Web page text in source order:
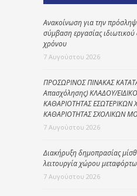
Ανακοίνωση για την
σύμβαση εργασίας
χρόνου
7 Αυγούστου 2026
ΠΡΟΣΩΡΙΝΟΣ ΠΙΝΑΚΑΣ
Απασχόλησης) ΚΛΑΔΟΥ/
ΚΑΘΑΡΙΟΤΗΤΑΣ
ΚΑΘΑΡΙΟΤΗΤΑΣ ΣΧΟΛΙΚΩΝ
7 Αυγούστου 2026
Διακήρυξη δημοπρασίας
λειτουργία χώρου
7 Αυγούστου 2026